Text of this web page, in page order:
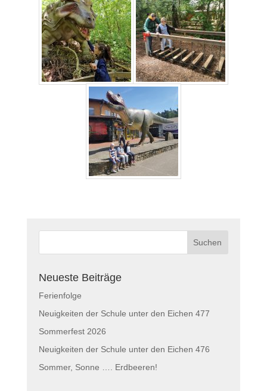
Neueste Beiträge
Ferienfolge
Neuigkeiten der Schule unter den Eichen 477
Sommerfest 2026
Neuigkeiten der Schule unter den Eichen 476
Sommer, Sonne …. Erdbeeren!